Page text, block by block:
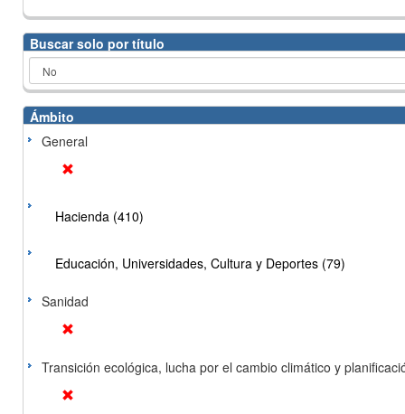
Buscar solo por título
Ámbito
General
Hacienda (410)
Educación, Universidades, Cultura y Deportes (79)
Sanidad
Transición ecológica, lucha por el cambio climático y